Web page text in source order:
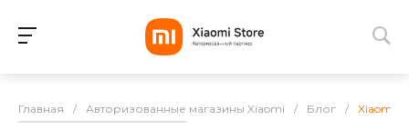
Главная / Авторизованные магазины Xiaomi / Блог / Xiaomi